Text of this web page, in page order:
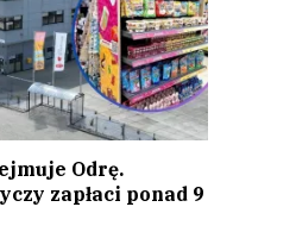
Odrę.
zapłaci ponad 9